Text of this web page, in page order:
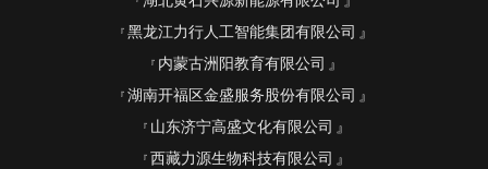
黑龙江力行人工智能集团有限公司
内蒙古洲阳教育有限公司
湖南开福区金盛服务股份有限公司
山东济宁高盛文化有限公司
西藏力源生物科技有限公司